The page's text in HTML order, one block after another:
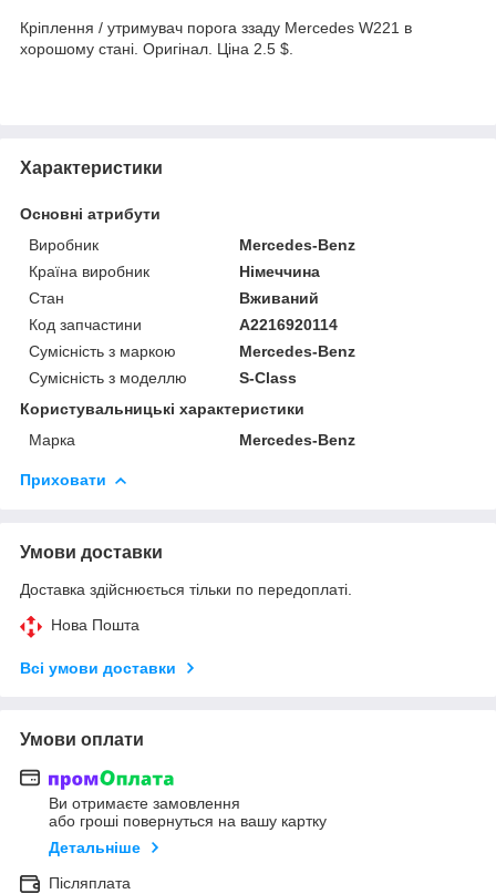
Кріплення / утримувач порога ззаду Mercedes W221 в
хорошому стані. Оригінал. Ціна 2.5 $.
Характеристики
Основні атрибути
Виробник
Mercedes-Benz
Країна виробник
Німеччина
Стан
Вживаний
Код запчастини
A2216920114
Сумісність з маркою
Mercedes-Benz
Сумісність з моделлю
S-Class
Користувальницькі характеристики
Марка
Mercedes-Benz
Приховати
Умови доставки
Доставка здійснюється тільки по передоплаті.
Нова Пошта
Всі умови доставки
Умови оплати
Ви отримаєте замовлення
або гроші повернуться на вашу картку
Детальніше
Післяплата